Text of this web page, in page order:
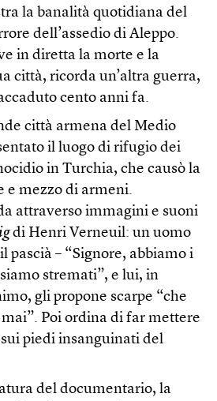
la banalità quotidiana del
dell’assedio di Aleppo.
in diretta la morte e la
città, ricorda un’altra guerra,
cento anni fa.
città armena del Medio
il luogo di rifugio dei
in Turchia, che causò la
e mezzo di armeni.
attraverso immagini e suoni
di Henri Verneuil: un uomo
pascià – “Signore, abbiamo i
stremati”, e lui, in
gli propone scarpe “che
Poi ordina di far mettere
piedi insanguinati del
del documentario, la